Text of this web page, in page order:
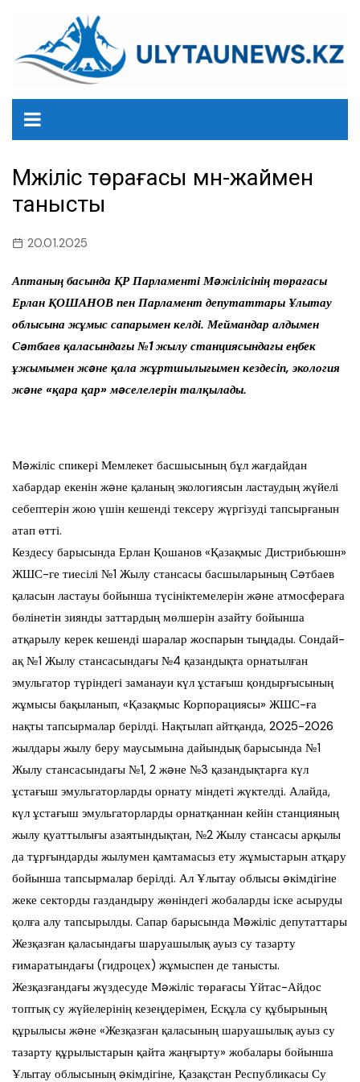
содержанию
Мәжіліс төрағасы мән-жаймен
танысты
20.01.2025
Аптаның басында ҚР Парламенті Мəжілісінің төрағасы
Ерлан ҚОШАНОВ пен Парламент депутаттары Ұлытау
облысына жұмыс сапарымен келді. Меймандар алдымен
Сəтбаев қаласындағы №1 жылу станциясындағы еңбек
ұжымымен жəне қала жұртшылығымен кездесіп, экология
жəне «қара қар» мəселелерін талқылады.
Мəжіліс спикері Мемлекет басшысының бұл жағдайдан
хабардар екенін жəне қаланың экологиясын ластаудың жүйелі
себептерін жою үшін кешенді тексеру жүргізуді тапсырғанын
атап өтті.
Кездесу барысында Ерлан Қошанов «Қазақмыс Дистрибьюшн»
ЖШС-ге тиесілі №1 Жылу стансасы басшыларының Сəтбаев
қаласын ластауы бойынша түсініктемелерін жəне атмосфераға
бөлінетін зиянды заттардың мөлшерін азайту бойынша
атқарылу керек кешенді шаралар жоспарын тыңдады. Сондай-
ақ №1 Жылу стансасындағы №4 қазандықта орнатылған
эмульгатор түріндегі заманауи күл ұстағыш қондырғысының
жұмысы бақыланып, «Қазақмыс Корпорациясы» ЖШС-ға
нақты тапсырмалар берілді. Нақтылап айтқанда, 2025-2026
жылдары жылу беру маусымына дайындық барысында №1
Жылу стансасындағы №1, 2 жəне №3 қазандықтарға күл
ұстағыш эмульгаторларды орнату міндеті жүктелді. Алайда,
күл ұстағыш эмульгаторларды орнатқаннан кейін станцияның
жылу қуаттылығы азаятындықтан, №2 Жылу стансасы арқылы
да тұрғындарды жылумен қамтамасыз ету жұмыстарын атқару
бойынша тапсырмалар берілді. Ал Ұлытау облысы əкімдігіне
жеке секторды газдандыру жөніндегі жобаларды іске асыруды
қолға алу тапсырылды. Сапар барысында Мəжіліс депутаттары
Жезқазған қаласындағы шаруашылық ауыз су тазарту
ғимаратындағы (гидроцех) жұмыспен де танысты.
Жезқазғандағы жүздесуде Мəжіліс төрағасы Үйтас-Айдос
топтық су жүйелерінің кезеңдерімен, Есқұла су құбырының
құрылысы жəне «Жезқазған қаласының шаруашылық ауыз су
тазарту құрылыстарын қайта жаңғырту» жобалары бойынша
Ұлытау облысының əкімдігіне, Қазақстан Республикасы Су